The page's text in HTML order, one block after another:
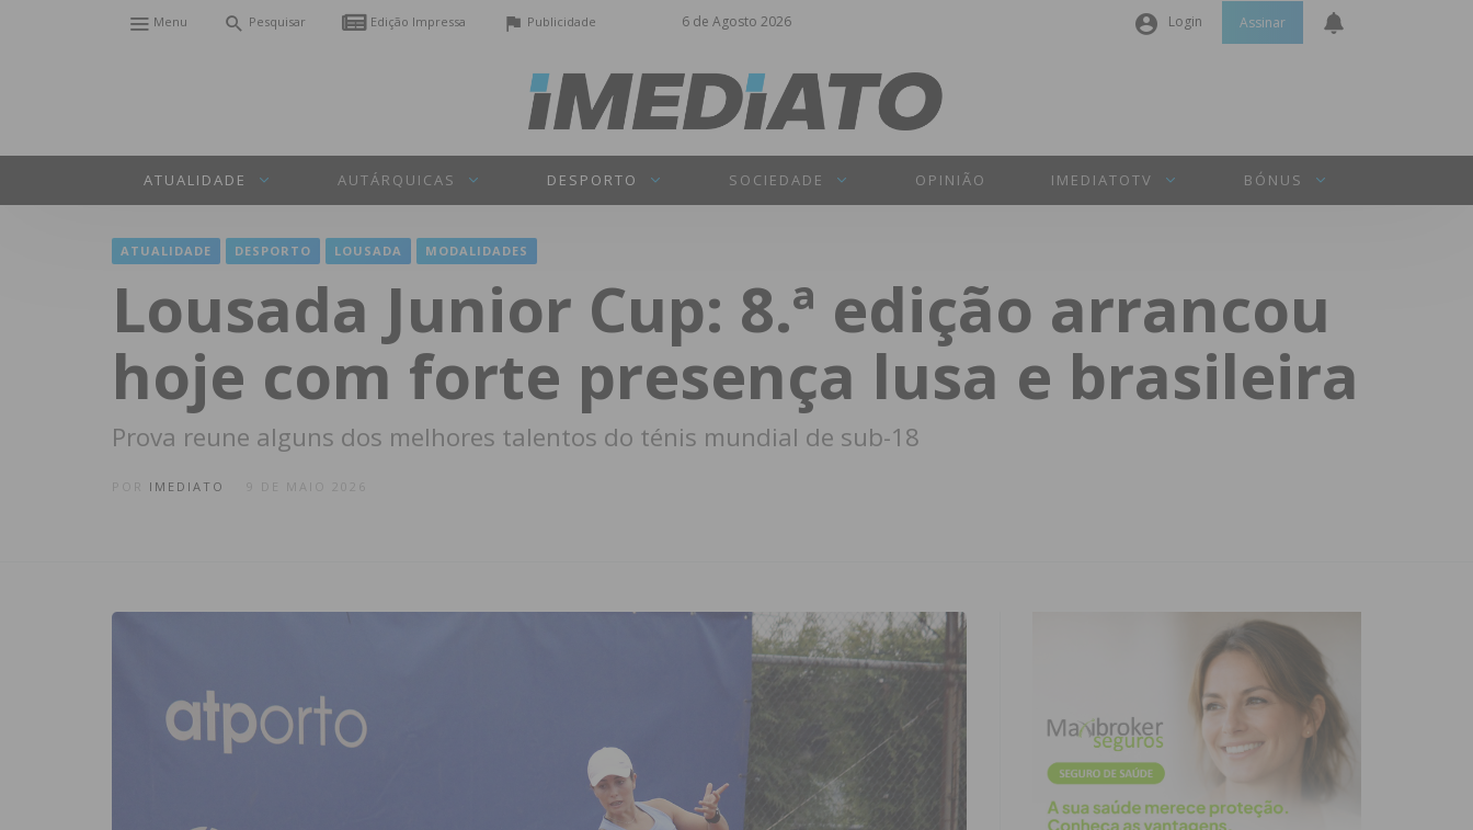
6 de Agosto 2026
Menu Pesquisar Edição Impressa Publicidade Login
Senha
INICIAR SESSÃO
Perdeu a sua senha?
Assinar
ATUALIDADE AUTÁRQUICAS DESPORTO SOCIEDADE OPINIÃO IMEDIATOTV BÓNUS
ATUALIDADE DESPORTO LOUSADA MODALIDADES
Lousada Junior Cup: 8.ª edição arrancou
hoje com forte presença lusa e brasileira
Prova reune alguns dos melhores talentos do ténis mundial de sub-18
IMEDIATO 9 DE MAIO 2026